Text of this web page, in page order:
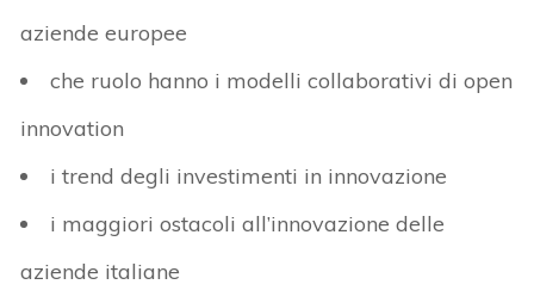
aziende europee
che ruolo hanno i modelli collaborativi di open
innovation
i trend degli investimenti in innovazione
i maggiori ostacoli all’innovazione delle
aziende italiane